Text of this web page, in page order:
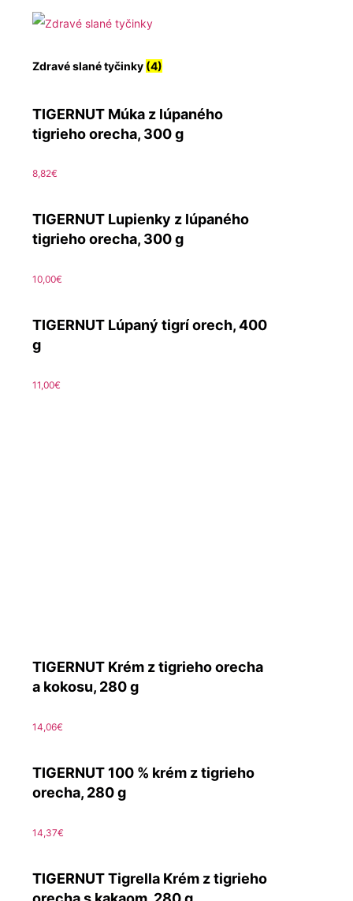
Zdravé slané tyčinky (4)
TIGERNUT Múka z lúpaného
tigrieho orecha, 300 g
8,82€
TIGERNUT Lupienky z lúpaného
tigrieho orecha, 300 g
10,00€
TIGERNUT Lúpaný tigrí orech, 400
g
11,00€
TIGERNUT Krém z tigrieho orecha
a kokosu, 280 g
14,06€
TIGERNUT 100 % krém z tigrieho
orecha, 280 g
14,37€
TIGERNUT Tigrella Krém z tigrieho